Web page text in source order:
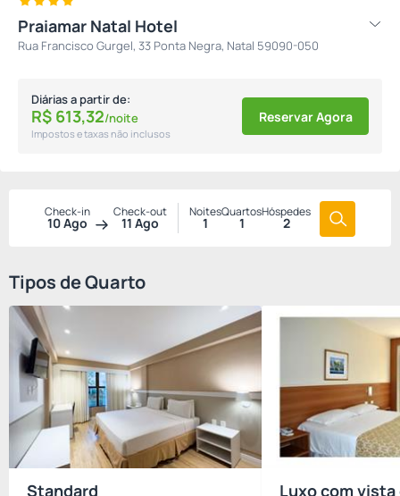
Praiamar Natal Hotel
Rua Francisco Gurgel, 33 Ponta Negra, Natal 59090-050
Diárias a partir de:
R$ 613,32/noite
Impostos e taxas não inclusos
Reservar Agora
Check-in
10 Ago
Check-out
11 Ago
Noites
1
Quartos
1
Hóspedes
2
Tipos de Quarto
Standard Luxo com vista